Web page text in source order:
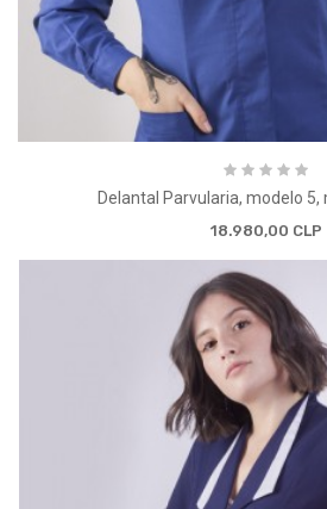
Delantal Parvularia, modelo
18.980,00 CLP